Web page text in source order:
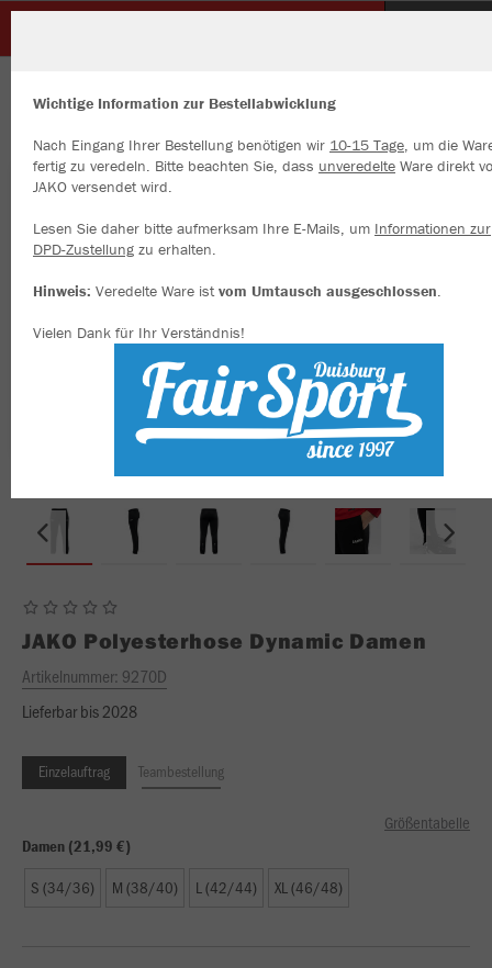
JAKO Polyesterhose Dynamic Damen
Artikelnummer: 9270D
Lieferbar bis 2028
Einzelauftrag Teambestellung
Größentabelle
Damen (21,99 €)
S (34/36) M (38/40) L (42/44) XL (46/48)
Wichtige Information zur Bestellabwicklung
Nach Eingang Ihrer Bestellung benötigen wir 10-15 Tage, um die
fertig zu veredeln. Bitte beachten Sie, dass unveredelte Ware direkt
JAKO versendet wird.
Lesen Sie daher bitte aufmerksam Ihre E-Mails, um Informationen zur
DPD-Zustellung zu erhalten.
Hinweis: Veredelte Ware istvom Umtausch ausgeschlossen.
Vielen Dank für Ihr Verständnis!
Wir verwenden Cookies
Inhalte anzeigen und unsere Website verbessern. Weitere
zu den Cookies findest Du in den Einstellungen.
Alle akzeptieren
Alle ablehnen
mehr Infos
Datenschutz
Impressum